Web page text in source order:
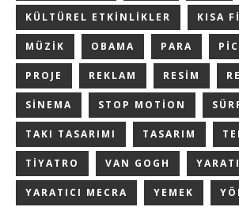
KÜLTÜREL ETKINLIKLER KISA
MÜZIK OBAMA PARA
PROJE REKLAM RESIM
SINEMA STOP MOTION
TAKI TASARIMI TASARIM
TIYATRO VAN GOGH
YARATICI MECRA YEMEK